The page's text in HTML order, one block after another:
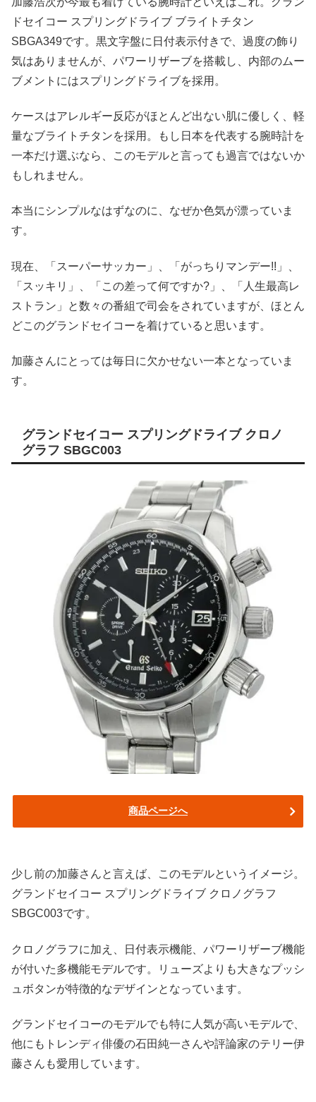
ドセイコー スプリングドライブ ブライトチタン
SBGA349です。黒文字盤に日付表示付きで、過度の飾り
気はありませんが、パワーリザーブを搭載し、内部のムー
ブメントにはスプリングドライブを採用。
ケースはアレルギー反応がほとんど出ない肌に優しく、軽
量なブライトチタンを採用。もし日本を代表する腕時計を
一本だけ選ぶなら、このモデルと言っても過言ではないか
もしれません。
本当にシンプルなはずなのに、なぜか色気が漂っていま
す。
現在、「スーパーサッカー」、「がっちりマンデー!!」、
「スッキリ」、「この差って何ですか?」、「人生最高レ
ストラン」と数々の番組で司会をされていますが、ほとん
どこのグランドセイコーを着けていると思います。
加藤さんにとっては毎日に欠かせない一本となっていま
す。
グランドセイコー スプリングドライブ クロノ
グラフ SBGC003
商品ページへ
少し前の加藤さんと言えば、このモデルというイメージ。
グランドセイコー スプリングドライブ クロノグラフ
SBGC003です。
クロノグラフに加え、日付表示機能、パワーリザーブ機能
が付いた多機能モデルです。リューズよりも大きなプッシ
ュボタンが特徴的なデザインとなっています。
グランドセイコーのモデルでも特に人気が高いモデルで、
他にもトレンディ俳優の石田純一さんや評論家のテリー伊
藤さんも愛用しています。